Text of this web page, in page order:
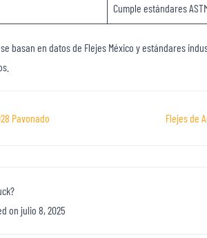
Cumple estándares
basan en datos de Flejes México y estándares
Pavonado Flejes de
on julio 8, 2025